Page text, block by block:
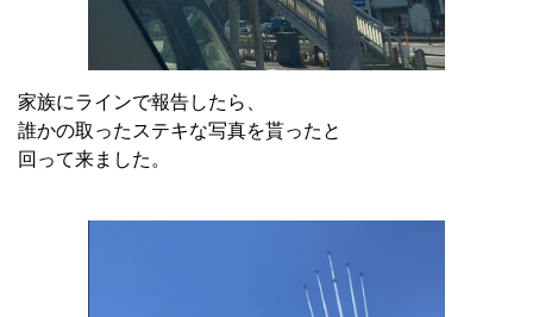
家族にラインで報告したら、
誰かの取ったステキな写真を貰ったと
回って来ました。